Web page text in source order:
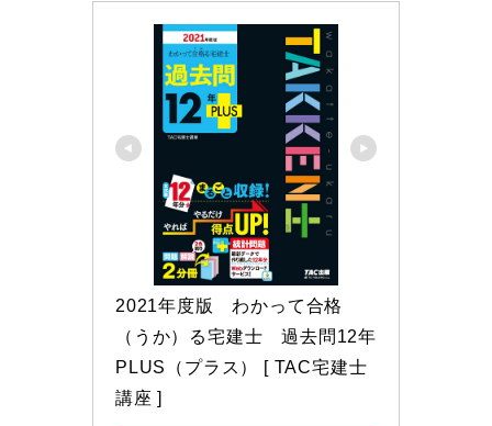
2021年度版　わかって合格
（うか）る宅建士　過去問12年
PLUS（プラス） [ TAC宅建士
講座 ]